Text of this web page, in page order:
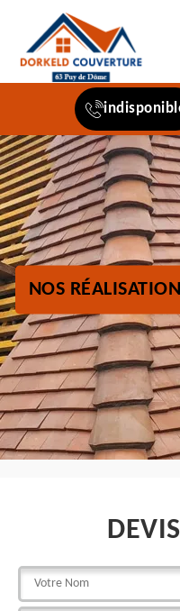
NOS